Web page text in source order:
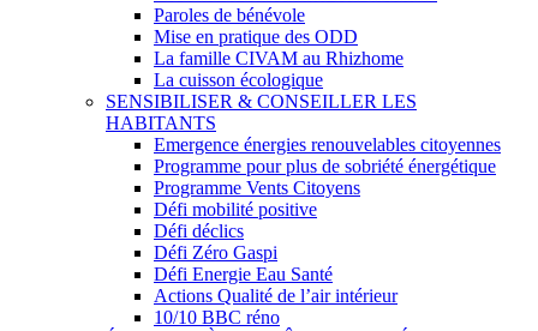
Paroles de bénévole
Mise en pratique des ODD
La famille CIVAM au Rhizhome
La cuisson écologique
SENSIBILISER & CONSEILLER LES
HABITANTS
Emergence énergies renouvelables citoyennes
Programme pour plus de sobriété énergétique
Programme Vents Citoyens
Défi mobilité positive
Défi déclics
Défi Zéro Gaspi
Défi Energie Eau Santé
Actions Qualité de l’air intérieur
10/10 BBC réno